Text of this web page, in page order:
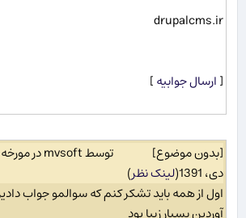
drupalcms.ir
[ارسال جوابیه]
[بدون موضوع]
دی، 1391
(لینک نظر)
اول از همه باید تشکر کنم که سوالمو جواب